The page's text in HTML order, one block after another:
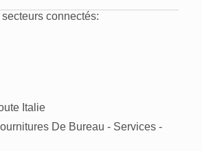
connectés:
Italie
De Bureau - Services -